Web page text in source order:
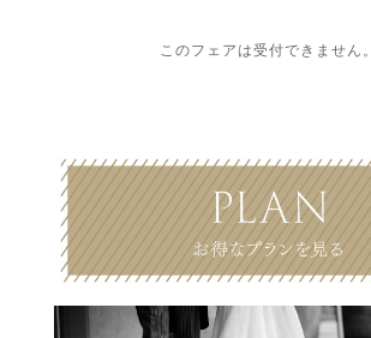
このフェアは受付できません。